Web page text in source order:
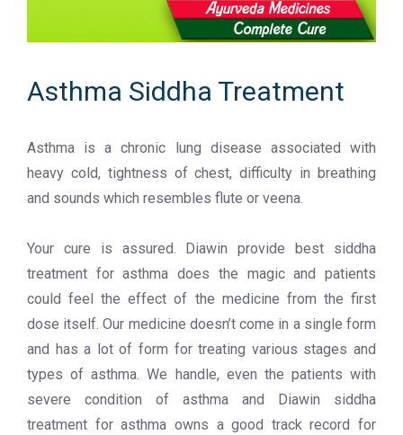
Asthma Siddha Treatment
Asthma is a chronic lung disease associated with
heavy cold, tightness of chest, difficulty in breathing
and sounds which resembles flute or veena.
Your cure is assured. Diawin provide best siddha
treatment for asthma does the magic and patients
could feel the effect of the medicine from the first
dose itself. Our medicine doesn’t come in a single form
and has a lot of form for treating various stages and
types of asthma. We handle, even the patients with
severe condition of asthma and Diawin siddha
treatment for asthma owns a good track record for